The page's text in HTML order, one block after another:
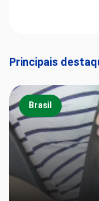
Principais
Brasil